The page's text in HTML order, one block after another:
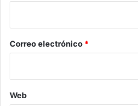
*
Correo electrónico *
Web